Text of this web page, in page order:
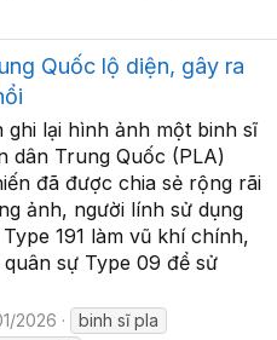
Quốc lộ diện, gây ra
ghi lại hình ảnh một binh sĩ
dân Trung Quốc (PLA)
đã được chia sẻ rộng rãi
ảnh, người lính sử dụng
191 làm vũ khí chính,
sự Type 09 để sử
2026
binh sĩ pla